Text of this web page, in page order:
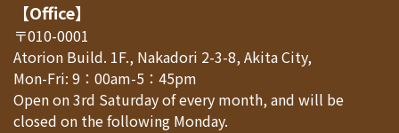
【Office】
〒010-0001
Atorion Build. 1F., Nakadori 2-3-8, Akita City,
Mon-Fri: 9：00am-5：45pm
Open on 3rd Saturday of every month, and will be
closed on the following Monday.